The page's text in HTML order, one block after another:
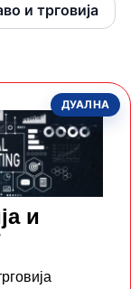
и трговија
ДУАЛНА
и